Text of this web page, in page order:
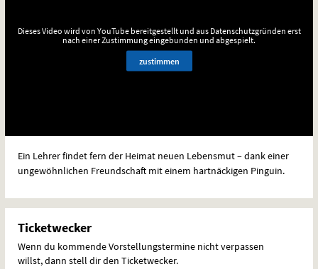
Dieses Video wird von YouTube bereitgestellt und aus Datenschutzgründen erst
nach einer Zustimmung eingebunden und abgespielt.
zustimmen
Ein Lehrer findet fern der Heimat neuen Lebensmut – dank einer
ungewöhnlichen Freundschaft mit einem hartnäckigen Pinguin.
Ticketwecker
Wenn du kommende Vorstellungstermine nicht verpassen
willst, dann stell dir den Ticketwecker.